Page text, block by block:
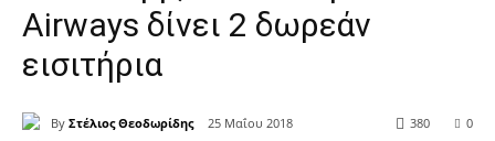
Airways δίνει 2 δωρεάν
εισιτήρια
By Στέλιος Θεοδωρίδης 25 Μαΐου 2018 0
380